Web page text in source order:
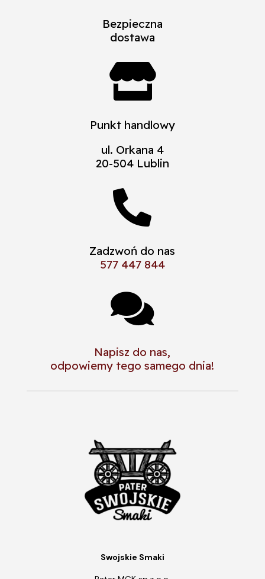
Bezpieczna
dostawa

Punkt handlowy
ul. Orkana 4
20-504 Lublin

Zadzwoń do nas
577 447 844

Napisz do nas,
odpowiemy tego samego dnia!
Swojskie Smaki